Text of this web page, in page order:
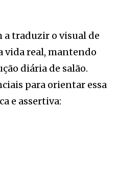
traduzir o visual de
vida real, mantendo
diária de salão.
para orientar essa
e assertiva: